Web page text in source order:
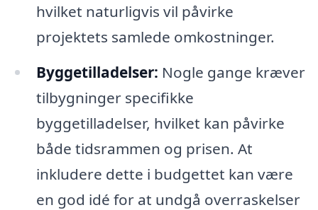
hvilket naturligvis vil påvirke
projektets samlede omkostninger.
Byggetilladelser: Nogle gange kræver
tilbygninger specifikke
byggetilladelser, hvilket kan påvirke
både tidsrammen og prisen. At
inkludere dette i budgettet kan være
en god idé for at undgå overraskelser